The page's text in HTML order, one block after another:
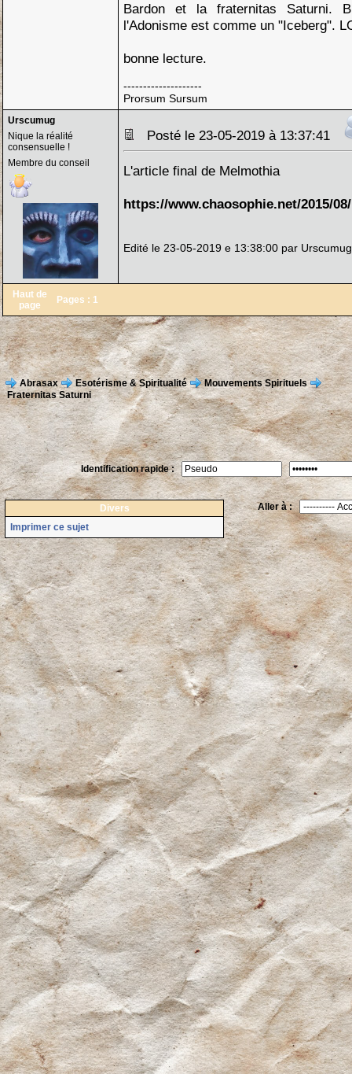
Bardon et la fraternitas Saturni.
l'Adonisme est comme un "Iceberg".
bonne lecture.
--------------------
Prorsum Sursum
Urscumug
Nique la réalité
consensuelle !
Membre du conseil
Posté le 23-05-2019 à 13:37:41
L'article final de Melmothia
https://www.chaosophie.net/2015/
Edité le 23-05-2019 e 13:38:00 par Urscumug
Haut de
page
Pages : 1
Abrasax Esotérisme & Spiritualité
Mouvements Spirituels
Fraternitas Saturni
Identification rapide :
Divers
Imprimer ce sujet
Aller à :